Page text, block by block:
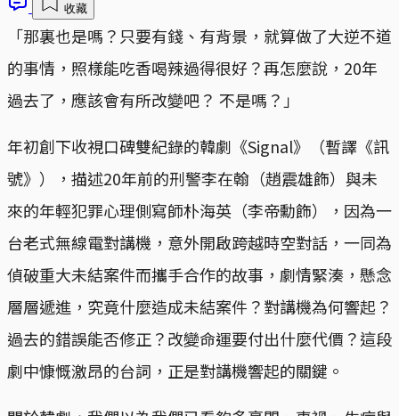
收藏
「那裏也是嗎？只要有錢、有背景，就算做了大逆不道
的事情，照樣能吃香喝辣過得很好？再怎麼說，20年
過去了，應該會有所改變吧？ 不是嗎？」
年初創下收視口碑雙紀錄的韓劇《Signal》（暫譯《訊
號》），描述20年前的刑警李在翰（趙震雄飾）與未
來的年輕犯罪心理側寫師朴海英（李帝勳飾），因為一
台老式無線電對講機，意外開啟跨越時空對話，一同為
偵破重大未結案件而攜手合作的故事，劇情緊湊，懸念
層層遞進，究竟什麼造成未結案件？對講機為何響起？
過去的錯誤能否修正？改變命運要付出什麼代價？這段
劇中慷慨激昂的台詞，正是對講機響起的關鍵。